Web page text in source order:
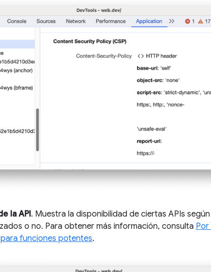
la API. Muestra la disponibilidad de ciertas APIs
o no. Para obtener más información, consulta Por
funciones potentes.